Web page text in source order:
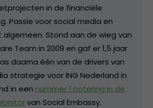
in de financiële
Passie voor social media en
Stond aan de wieg van
Team in 2009 en gaf er 1,5 jaar
daarna één van de drivers van
strategie voor ING Nederland in
in een nummer 1 notering in de
van Social Embassy.